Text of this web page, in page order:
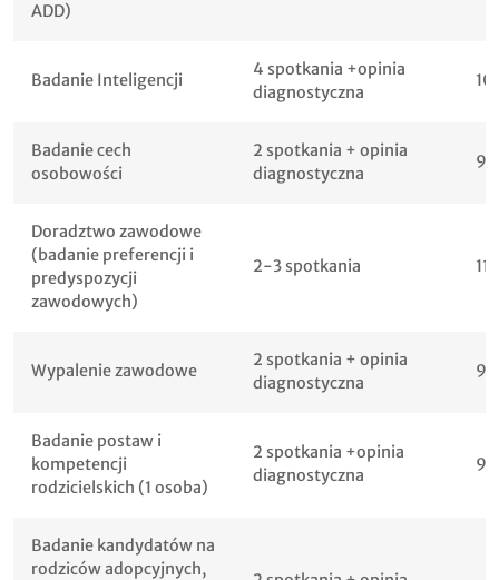
ADD)
Badanie Inteligencji
4 spotkania +opinia
diagnostyczna
Badanie cech
osobowości
2 spotkania + opinia
diagnostyczna
Doradztwo zawodowe
(badanie preferencji i
predyspozycji
zawodowych)
2-3 spotkania
Wypalenie zawodowe
2 spotkania + opinia
diagnostyczna
Badanie postaw i
kompetencji
rodzicielskich (1 osoba)
2 spotkania +opinia
diagnostyczna
Badanie kandydatów na
rodziców adopcyjnych,